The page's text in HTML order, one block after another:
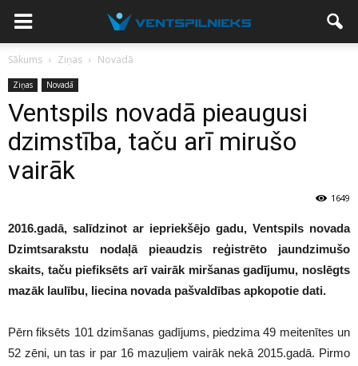
Sākums Ziņas Novadā
Ziņas Novadā
Ventspils novadā pieaugusi
dzimstība, taču arī mirušo
vairāk
1649
2016.gadā, salīdzinot ar iepriekšējo gadu, Ventspils novada
Dzimtsarakstu nodaļā pieaudzis reģistrēto jaundzimušo
skaits, taču piefiksēts arī vairāk miršanas gadījumu, noslēgts
mazāk laulību, liecina novada pašvaldības apkopotie dati.
Pērn fiksēts 101 dzimšanas gadījums, piedzima 49 meitenītes un
52 zēni, un tas ir par 16 mazuļiem vairāk nekā 2015.gadā. Pirmo